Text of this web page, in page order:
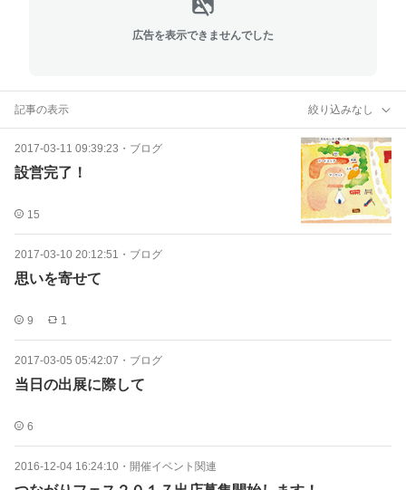
広告を表示できませんでした
記事の表示 絞り込みなし
2017-03-11 09:39:23 ・ ブログ
設営完了！
15
2017-03-10 20:12:51 ・ ブログ
思いを寄せて
9 1
2017-03-05 05:42:07 ・ ブログ
当日の出展に際して
6
2016-12-04 16:24:10 ・ 開催イベント関連